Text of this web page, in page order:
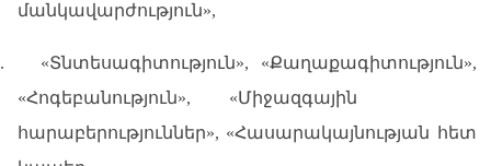
մանկավարժություն»,
«Տնտեսագիտություն», «Քաղաքագիտություն»,
«Հոգեբանություն», «Միջազգային
հարաբերություններ», «Հասարակայնության հետ